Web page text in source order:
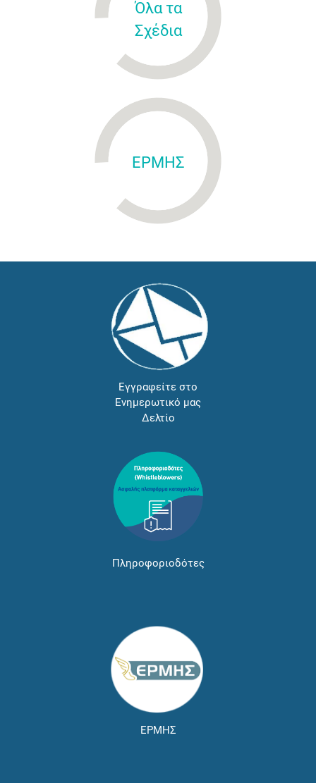
Όλα τα
Σχέδια
ΕΡΜΗΣ
Εγγραφείτε στο
Ενημερωτικό μας
Δελτίο
Πληροφοριοδότες
ΕΡΜΗΣ